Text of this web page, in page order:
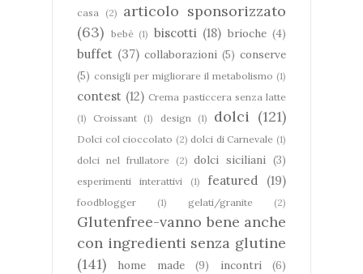
casa
(2) articolo sponsorizzato
(63) bebè (1) biscotti (18) brioche (4)
buffet (37) collaborazioni (5) conserve
(5) consigli per migliorare il metabolismo (1)
contest (12) Crema pasticcera senza latte
(1)
Croissant (1) design (1) dolci (121)
Dolci col cioccolato (2) dolci di Carnevale (1)
dolci nel frullatore
(2) dolci siciliani (3)
esperimenti interattivi (1) featured (19)
foodblogger (1) gelati/granite (2)
Glutenfree-vanno bene anche
con ingredienti senza glutine
(141)
home made (9) incontri
(6)